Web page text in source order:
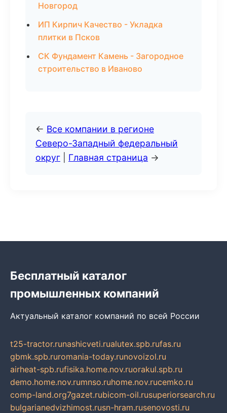
Новгород
ИП Кирпич Качество - Укладка
плитки в Псков
СК Фундамент Камень - Загородное
строительство в Иваново
← Все компании в регионе
Северо-Западный федеральный
округ
Главная страница →
Бесплатный каталог
промышленных компаний
Актуальный каталог компаний по всей России
t25-tractor.runashicveti.rualutex.spb.rufas.ru
gbmk.spb.ruromania-today.runovoizol.ru
airheat-spb.rufisika.home.nov.ruorakul.spb.ru
demo.home.nov.rumnso.ruhome.nov.rucemko.ru
comp-land.org7gazet.rubicom-oil.rusuperiorsearch.ru
bulgarianedvizhimost.rusn-hram.rusenovosti.ru